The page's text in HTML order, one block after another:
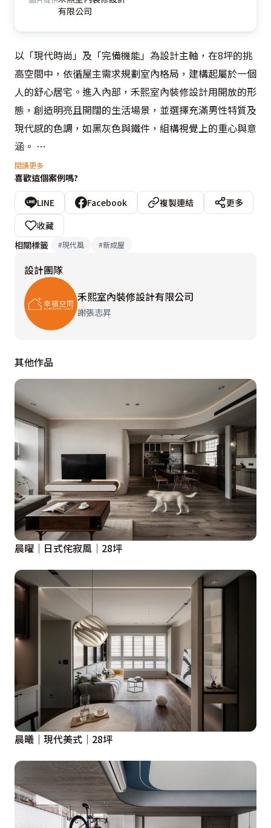
有限公司
以「現代時尚」及「完備機能」為設計主軸，在8坪的挑
高空間中，依循屋主需求規劃室內格局，建構起屬於一個
人的舒心居宅。進入內部，禾熙室內裝修設計用開放的形
態，創造明亮且開闊的生活場景，並選擇充滿男性特質及
現代感的色調，如黑灰色與鐵件，組構視覺上的重心與意
涵。
在小坪數的挑高樓層中，擺脫空間上種種限制，並以生活
品味為念，透過垂直動線緊密串聯公私場域，體現對理想
生活的企求。設計師謝張志昇與林宗儀更融入機能及收納
需求，在客廳的臥榻上、梯間的畸零處與臥眠區的櫃體，
閱讀更多
喜歡這個案例嗎?
LINE Facebook 複製連結
更多
收藏
相關標籤
#現代風 #新成屋
設計團隊
禾熙室內裝修設計有限公司
謝張志昇
其他作品
晨曜│日式侘寂風│28坪
晨曦｜現代美式｜28坪